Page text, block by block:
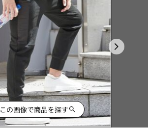
この画像で商品を探す